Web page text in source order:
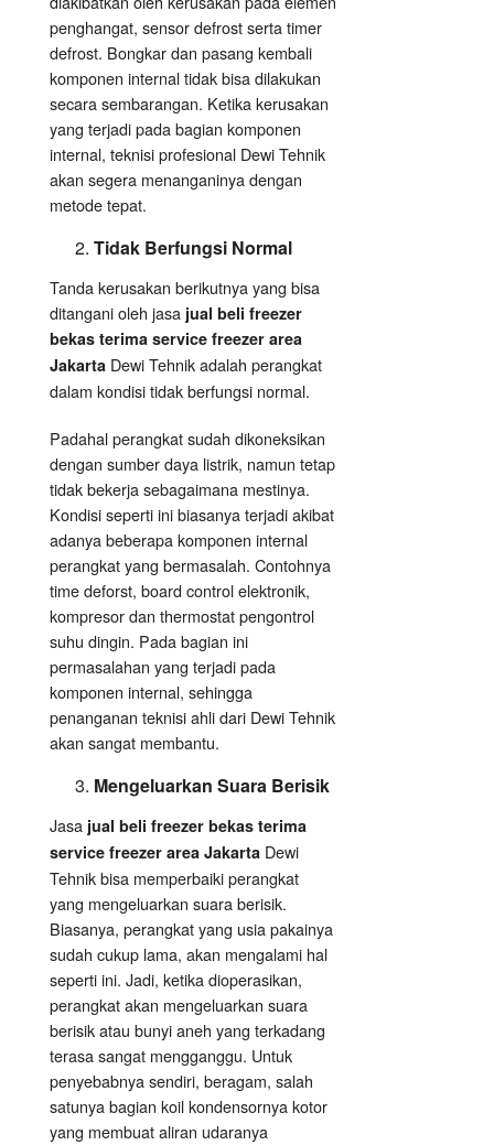
penghangat, sensor defrost serta timer
defrost. Bongkar dan pasang kembali
komponen internal tidak bisa dilakukan
secara sembarangan. Ketika kerusakan
yang terjadi pada bagian komponen
internal, teknisi profesional Dewi Tehnik
akan segera menanganinya dengan
metode tepat.
Tidak Berfungsi Normal
Tanda kerusakan berikutnya yang bisa
ditangani oleh jasa jual beli freezer
bekas terima service freezer area
Jakarta Dewi Tehnik adalah perangkat
dalam kondisi tidak berfungsi normal.
Padahal perangkat sudah dikoneksikan
dengan sumber daya listrik, namun tetap
tidak bekerja sebagaimana mestinya.
Kondisi seperti ini biasanya terjadi akibat
adanya beberapa komponen internal
perangkat yang bermasalah. Contohnya
time deforst, board control elektronik,
kompresor dan thermostat pengontrol
suhu dingin. Pada bagian ini
permasalahan yang terjadi pada
komponen internal, sehingga
penanganan teknisi ahli dari Dewi Tehnik
akan sangat membantu.
Mengeluarkan Suara Berisik
Jasa jual beli freezer bekas terima
service freezer area Jakarta Dewi
Tehnik bisa memperbaiki perangkat
yang mengeluarkan suara berisik.
Biasanya, perangkat yang usia pakainya
sudah cukup lama, akan mengalami hal
seperti ini. Jadi, ketika dioperasikan,
perangkat akan mengeluarkan suara
berisik atau bunyi aneh yang terkadang
terasa sangat mengganggu. Untuk
penyebabnya sendiri, beragam, salah
satunya bagian koil kondensornya kotor
yang membuat aliran udaranya